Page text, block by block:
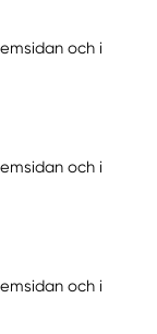
och i
och i
och i